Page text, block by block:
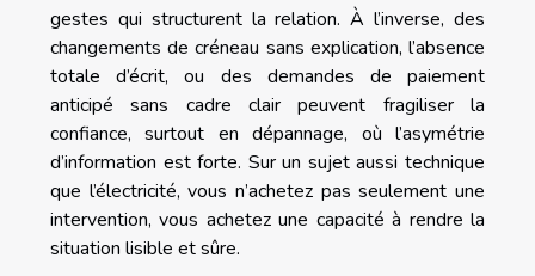
gestes qui structurent la relation. À l’inverse, des
changements de créneau sans explication, l’absence
totale d’écrit, ou des demandes de paiement
anticipé sans cadre clair peuvent fragiliser la
confiance, surtout en dépannage, où l’asymétrie
d’information est forte. Sur un sujet aussi technique
que l’électricité, vous n’achetez pas seulement une
intervention, vous achetez une capacité à rendre la
situation lisible et sûre.